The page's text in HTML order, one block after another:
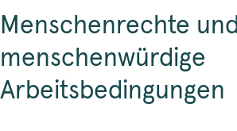
Menschenrechte und
menschenwürdige
Arbeitsbedingungen